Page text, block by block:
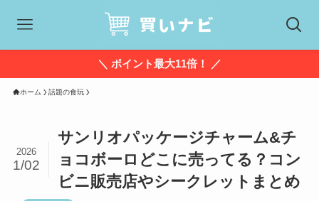
＼ ポイント最大11倍！ ／
ホーム 話題の食玩
サンリオパッケージチャーム&チ
ョコボーロどこに売ってる？コン
ビニ販売店やシークレットまとめ
2026
1/02